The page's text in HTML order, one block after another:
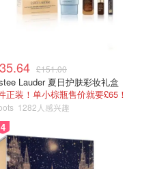
版权属于原作者
结合
£151.00
Lauder 夏日护肤彩妆礼盒
正装！单小棕瓶售价就要£65！
1282人感兴趣
4